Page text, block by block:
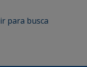
ir para busca